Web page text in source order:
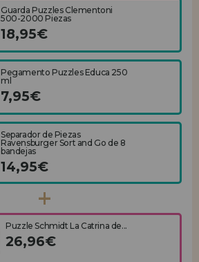
Guarda Puzzles Clementoni
500-2000 Piezas
18,95€
Pegamento Puzzles Educa 250
ml
7,95€
Separador de Piezas
Ravensburger Sort and Go de 8
bandejas
14,95€
Puzzle Schmidt La Catrina de...
26,96€